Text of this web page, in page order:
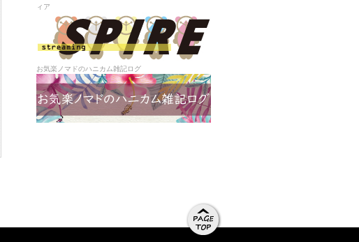
ィア
お気楽ノマドのハニカム雑記ログ